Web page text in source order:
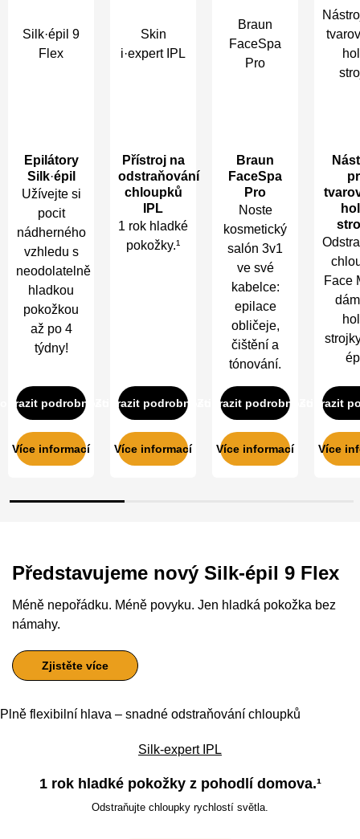
Silk·épil 9
Flex
Epilátory
Silk·épil
Užívejte si
pocit
nádherného
vzhledu s
neodolatelně
hladkou
pokožkou
až po 4
týdny!
podrobnosti
Více informací
Skin
i·expert IPL
Přístroj na
odstraňování
chloupků
IPL
1 rok hladké
pokožky.¹
Zobrazit podrobnosti
Více informací
Braun
FaceSpa
Pro
Braun
FaceSpa
Pro
Noste
kosmetický
salón 3v1
ve své
kabelce:
epilace
obličeje,
čištění a
tónování.
Zobrazit podrobnosti
Více informací
Face
Zobrazit
Více
Představujeme nový Silk-épil 9 Flex
Méně nepořádku. Méně povyku. Jen hladká pokožka bez
námahy.
Zjistěte více
Plně flexibilní hlava – snadné odstraňování chloupků
Silk-expert IPL
1 rok hladké pokožky z pohodlí domova.¹
Odstraňujte chloupky rychlostí světla.